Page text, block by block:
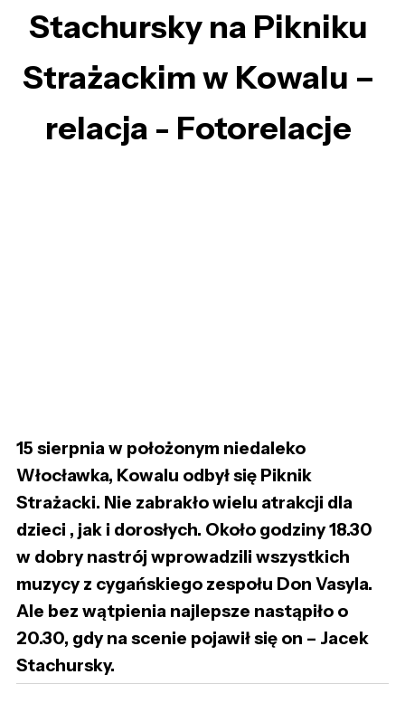
Stachursky na Pikniku
Strażackim w Kowalu –
relacja - Fotorelacje
15 sierpnia w położonym niedaleko
Włocławka, Kowalu odbył się Piknik
Strażacki. Nie zabrakło wielu atrakcji dla
dzieci , jak i dorosłych. Około godziny 18.30
w dobry nastrój wprowadzili wszystkich
muzycy z cygańskiego zespołu Don Vasyla.
Ale bez wątpienia najlepsze nastąpiło o
20.30, gdy na scenie pojawił się on – Jacek
Stachursky.